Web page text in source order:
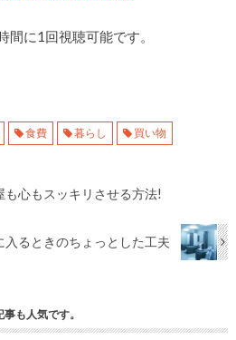
に1回視聴可能です。
食費 暮らし 買い物
も心もスッキリさせる方法!
るときのちょっとした工夫
も人気です。